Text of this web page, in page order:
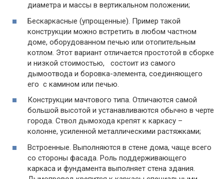
диаметра и массы в вертикальном положении;
Бескаркасные (упрощенные). Пример такой
конструкции можно встретить в любом частном
доме, оборудованном печью или отопительным
котлом. Этот вариант отличается простотой в сборке
и низкой стоимостью, состоит из самого
дымоотвода и боровка-элемента, соединяющего
его с камином или печью.
Конструкции мачтового типа. Отличаются самой
большой высотой и устанавливаются обычно в черте
города. Ствол дымохода крепят к каркасу –
колонне, усиленной металлическими растяжками;
Встроенные. Выполняются в стене дома, чаще всего
со стороны фасада. Роль поддерживающего
каркаса и фундамента выполняет стена здания.